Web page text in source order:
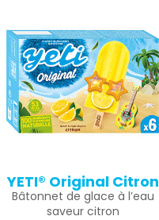
YETI® Original Citron
Bâtonnet de glace à l’eau
saveur citron